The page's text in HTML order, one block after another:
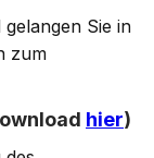
Sie in
zum
hier)